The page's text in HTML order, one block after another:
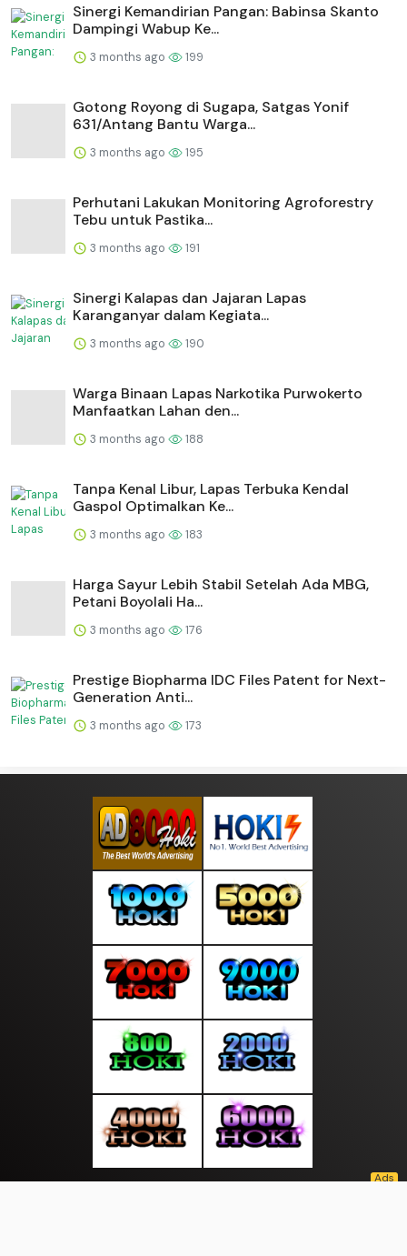
Sinergi Kemandirian Pangan: Babinsa Skanto
Dampingi Wabup Ke...
3 months ago 199
Gotong Royong di Sugapa, Satgas Yonif
631/Antang Bantu Warga...
3 months ago 195
Perhutani Lakukan Monitoring Agroforestry
Tebu untuk Pastika...
3 months ago 191
⁠Sinergi Kalapas dan Jajaran Lapas
Karanganyar dalam Kegiata...
3 months ago 190
Warga Binaan Lapas Narkotika Purwokerto
Manfaatkan Lahan den...
3 months ago 188
Tanpa Kenal Libur, Lapas Terbuka Kendal
Gaspol Optimalkan Ke...
3 months ago 183
Harga Sayur Lebih Stabil Setelah Ada MBG,
Petani Boyolali Ha...
3 months ago 176
Prestige Biopharma IDC Files Patent for Next-
Generation Anti...
3 months ago 173